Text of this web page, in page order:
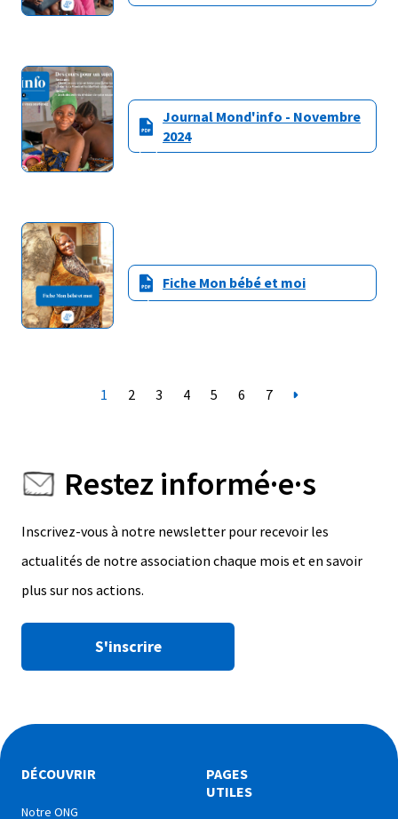
Journal Mond'info - Novembre
2024
Fiche Mon bébé et moi
1 2 3 4 5 6 7
Restez informé·e·s
Inscrivez-vous à notre newsletter pour recevoir les
actualités de notre association chaque mois et en savoir
plus sur nos actions.
S'inscrire
DÉCOUVRIR
Notre ONG
PAGES
UTILES